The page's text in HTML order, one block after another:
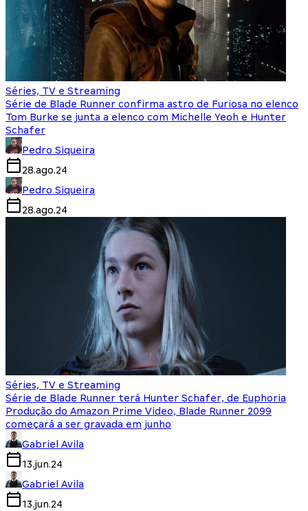
Séries, TV e Streaming
Série de Blade Runner confirma astro de Furiosa no elenco
Tom Burke se junta a elenco com Michelle Yeoh e Hunter
Schafer
Pedro Siqueira
28.ago.24
Pedro Siqueira
28.ago.24
Séries, TV e Streaming
Série de Blade Runner terá Hunter Schafer, de Euphoria
Produção do Amazon Prime Video, Blade Runner 2099
começará a ser gravada em junho
Gabriel Avila
13.jun.24
Gabriel Avila
13.jun.24